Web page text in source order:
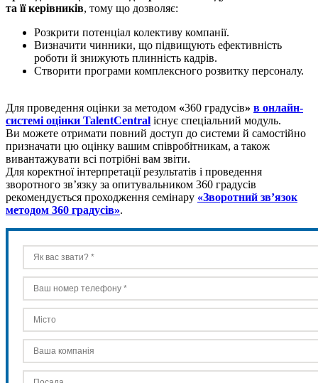
та її керівників, тому що дозволяє:
Розкрити потенціал колективу компанії.
Визначити чинники, що підвищують ефективність
роботи й знижують плинність кадрів.
Створити програми комплексного розвитку персоналу.
Для проведення оцінки за методом «360 градусів» в онлайн-
системі оцінки TalentCentral існує спеціальний модуль.
Ви можете отримати повний доступ до системи й самостійно
призначати цю оцінку вашим співробітникам, а також
вивантажувати всі потрібні вам звіти.
Для коректної інтерпретації результатів і проведення
зворотного зв’язку за опитувальником 360 градусів
рекомендується проходження семінару «Зворотний зв’язок
методом 360 градусів».